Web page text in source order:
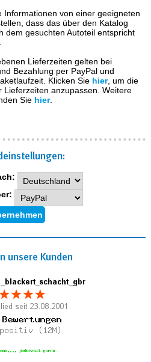
Informationen von einer geeigneten
dass das über den Katalog
dem gesuchten Autoteil entspricht
Lieferzeiten gelten bei
Bezahlung per PayPal und
Klicken Sie hier, um die
Lieferzeiten anzupassen. Weitere
Sie hier.
unsere Kunden